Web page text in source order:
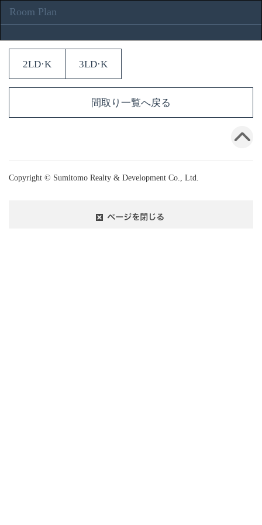
Room Plan
2LD·K 3LD·K
間取り一覧へ戻る
Copyright © Sumitomo Realty & Development Co., Ltd.